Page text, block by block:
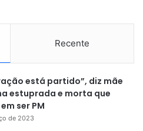
Recente
está partido”, diz mãe
estuprada e morta que
ser PM
de 2023